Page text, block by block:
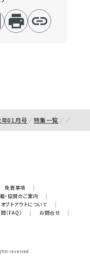
01月号 特集一覧
免責事項
|
・協賛のご案内
|
オプトアウトについて
|
（FAQ） | お問合せ
|
reserved.